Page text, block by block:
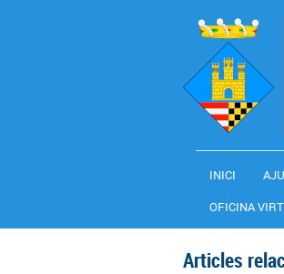
INICI
OFICINA
Articles